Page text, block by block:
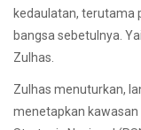
kedaulatan, terutama
bangsa sebetulnya.
Zulhas.
Zulhas menuturkan,
menetapkan